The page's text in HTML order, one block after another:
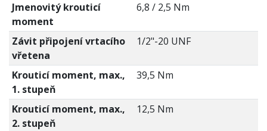
Jmenovitý krouticí
moment
6,8 / 2,5 Nm
Závit připojení vrtacího
vřetena
1/2"-20 UNF
Krouticí moment, max.,
1. stupeň
39,5 Nm
Krouticí moment, max.,
2. stupeň
12,5 Nm